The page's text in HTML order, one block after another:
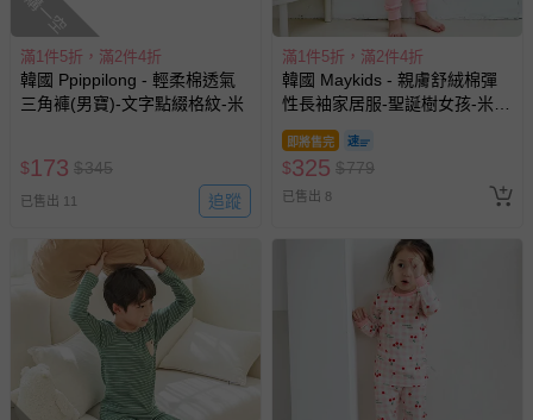
式、折價券與購物金的使用、退貨及商品運送方式等有疑
問，你可詳見：
媽咪愛客服中心。
預購商品：預購為海外同步代購，遇缺貨即會通知媽咪並協
助取消退款事宜。
商品如因「價格、組合」等錯誤原因，導致無法安排出貨，
會主動以簡訊及mail通知訂單取消事宜，並將提供適當補
償。
滿1件5折，滿2件4折
淺灰藍
173
已售出 9
滿1件5折，滿2件4折
韓國 Ppippilong - 莫代爾親膚
絲滑三角褲(男寶)-方塊格海豚-
綠
即將售完